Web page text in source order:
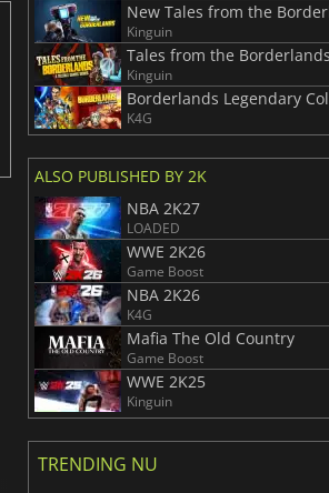
New Tales from the
Kinguin
Tales from the Borderlands
Kinguin
Borderlands Legendary
K4G
ALSO PUBLISHED BY 2K
NBA 2K27
LOADED
WWE 2K26
Game Boost
NBA 2K26
K4G
Mafia The Old Country
Game Boost
WWE 2K25
Kinguin
TRENDING NU